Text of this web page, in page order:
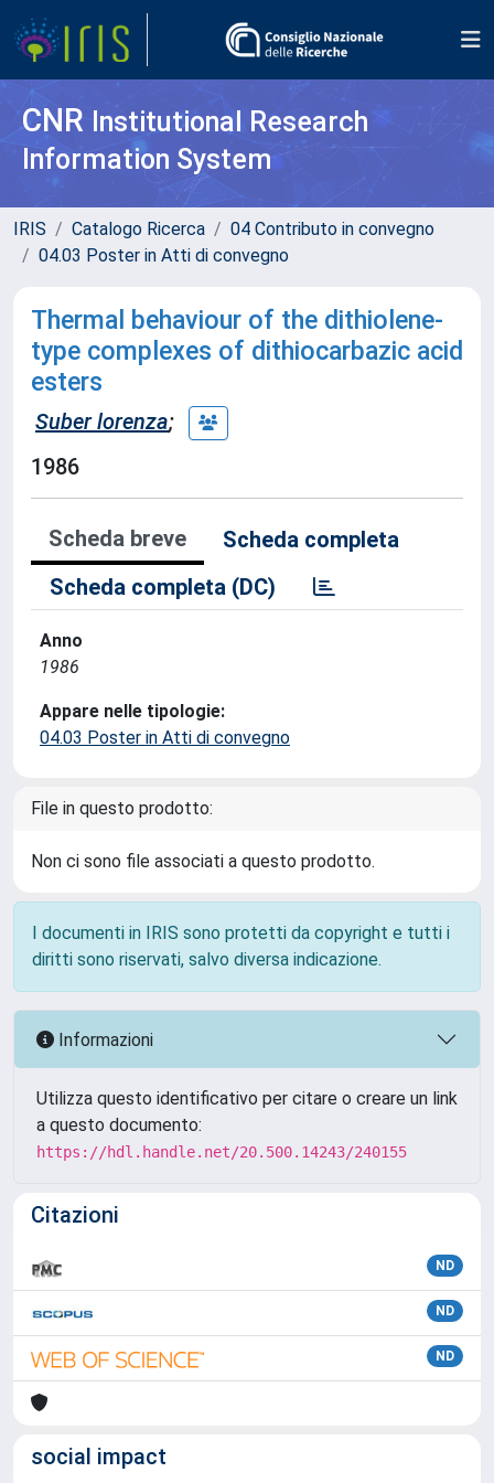
CNR Institutional Research
Information System
IRIS Catalogo Ricerca
04 Contributo in convegno
04.03 Poster in Atti di convegno
Thermal behaviour of the dithiolene-
type complexes of dithiocarbazic acid
esters
Suber lorenza;
1986
Scheda breve
Scheda completa
Scheda completa (DC)
Anno
1986
Appare nelle tipologie:
04.03 Poster in Atti di convegno
File in questo prodotto:
Non ci sono file associati a questo prodotto.
I documenti in IRIS sono protetti da copyright e tutti i
diritti sono riservati, salvo diversa indicazione.
Informazioni
Utilizza questo identificativo per citare o creare un link
a questo documento:
https://hdl.handle.net/20.500.14243/240155
Citazioni
ND
ND
ND
social impact